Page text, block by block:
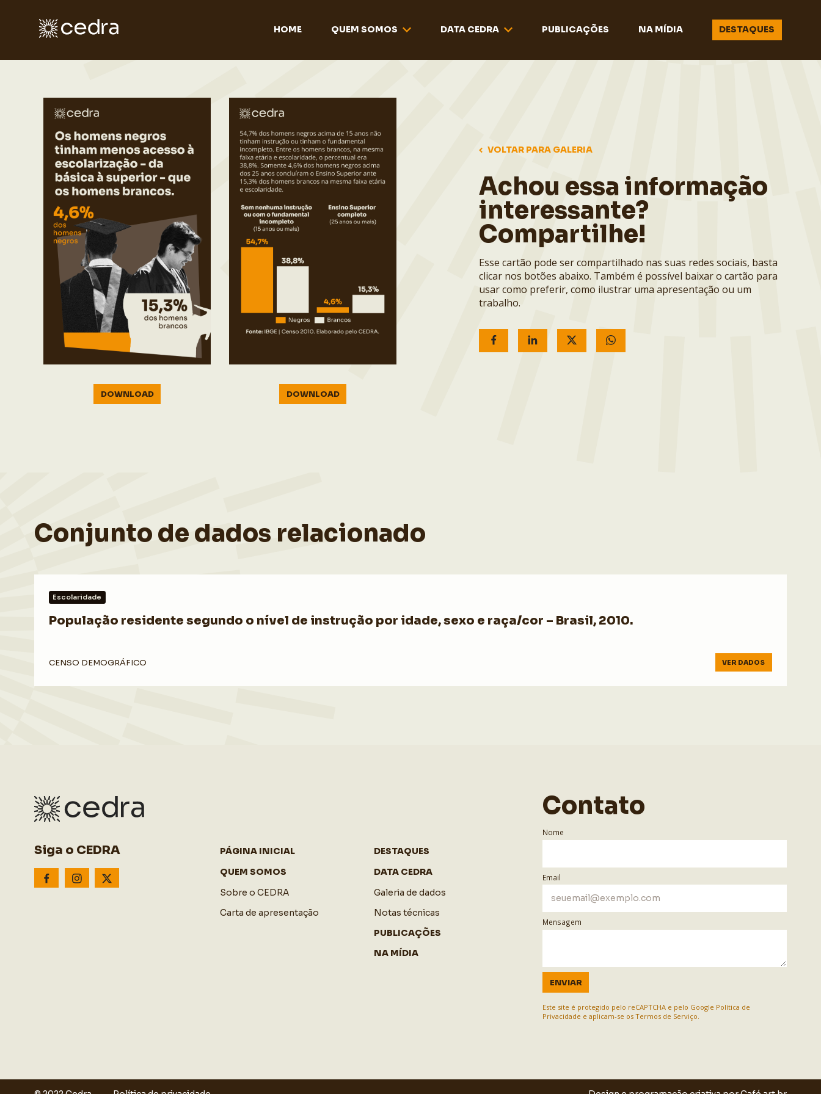
HOME QUEM SOMOS DATA CEDRA PUBLICAÇÕES NA MÍDIA DESTAQUES
DOWNLOAD DOWNLOAD
VOLTAR PARA GALERIA
Achou essa informação
interessante?
Compartilhe!
Esse cartão pode ser compartilhado nas suas redes sociais, basta
clicar nos botões abaixo. Também é possível baixar o cartão para
usar como preferir, como ilustrar uma apresentação ou um
trabalho.
Conjunto de dados relacionado
Escolaridade
População residente segundo o nível de instrução por idade, sexo e raça/cor – Brasil, 2010.
CENSO DEMOGRÁFICO VER DADOS
Siga o CEDRA
PÁGINA INICIAL
QUEM SOMOS
Sobre o CEDRA
Carta de apresentação
DESTAQUES
DATA CEDRA
Galeria de dados
Notas técnicas
PUBLICAÇÕES
NA MÍDIA
Contato
Nome
Email
Mensagem
ENVIAR
Este site é protegido pelo reCAPTCHA e pelo Google Política de
Privacidade e aplicam-se os Termos de Serviço.